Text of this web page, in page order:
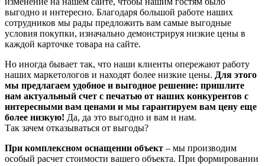
выгодно и интересно. Благодаря большой работе наших
сотрудников мы рады предложить вам самые выгодные
условия покупки, изначально демонстрируя низкие цены в
каждой карточке товара на сайте.
Но иногда бывает так, что наши клиенты опережают работу
наших маркетологов и находят более низкие цены. Для этого
мы предлагаем удобное и выгодное решение: пришлите
нам актуальный счет с печатью от наших конкурентов с
интересными вам ценами и мы гарантируем вам цену еще
более низкую! Да, да это выгодно и вам и нам.
Так зачем отказываться от выгоды?
При комплексном оснащении объект – мы производим
особый расчет стоимости вашего объекта. При формировании